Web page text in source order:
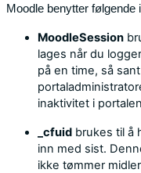
Moodle benytter følgende
MoodleSession
lages når du
på en time, så
inaktivitet i
_cfuid brukes til å
inn med sist.
ikke tømmer